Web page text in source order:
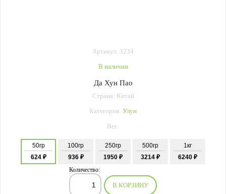
Артикул: 3234
В наличии
Да Хун Пао
Страна: Китай
Категория: Улун
Вес:
50гр
624 ₽
100гр
936 ₽
250гр
1950 ₽
500гр
3214 ₽
1кг
6240 ₽
Количество:
В КОРЗИНУ